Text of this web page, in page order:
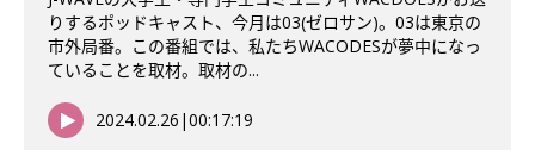
りするポッドキャスト、今月は03(ゼロサン)。03は東京の
市外局番。この番組では、私たちWACODESが夢中になっ
ていることを取材。取材の...
2024.02.26 |00:17:19